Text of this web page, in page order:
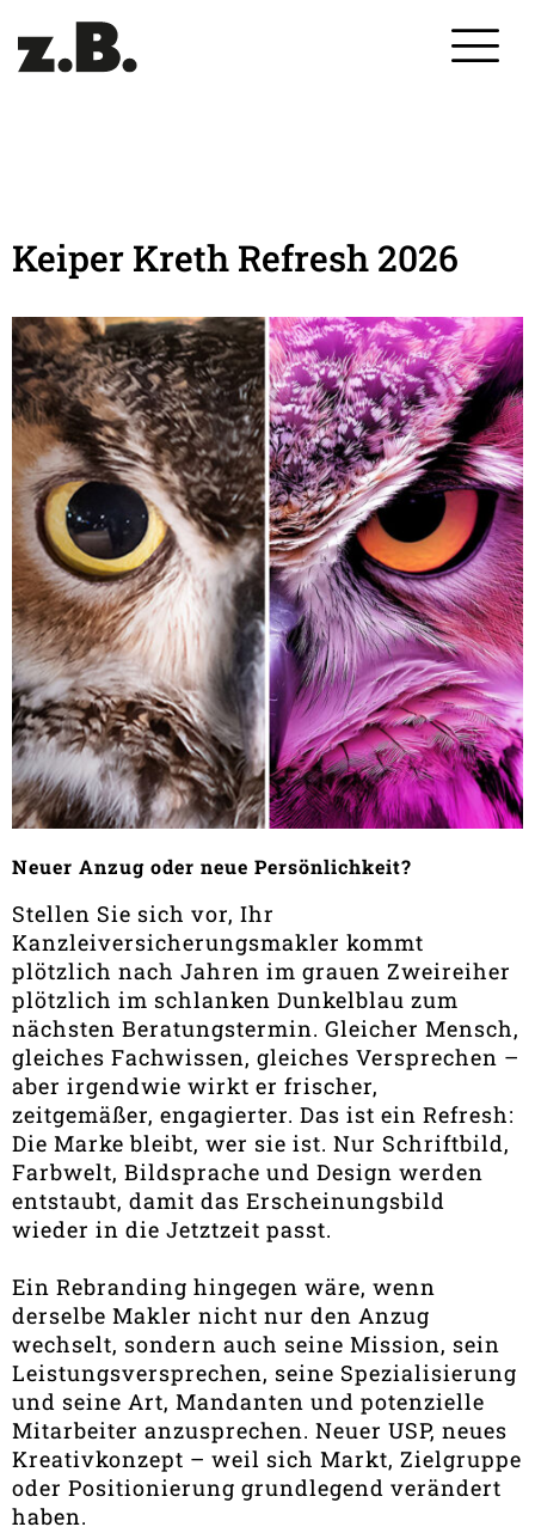
Keiper Kreth Refresh 2026
Neuer Anzug oder neue Persönlichkeit?
Stellen Sie sich vor, Ihr
Kanzleiversicherungsmakler kommt
plötzlich nach Jahren im grauen Zweireiher
plötzlich im schlanken Dunkelblau zum
nächsten Beratungstermin. Gleicher Mensch,
gleiches Fachwissen, gleiches Versprechen –
aber irgendwie wirkt er frischer,
zeitgemäßer, engagierter. Das ist ein Refresh:
Die Marke bleibt, wer sie ist. Nur Schriftbild,
Farbwelt, Bildsprache und Design werden
entstaubt, damit das Erscheinungsbild
wieder in die Jetztzeit passt.
Ein Rebranding hingegen wäre, wenn
derselbe Makler nicht nur den Anzug
wechselt, sondern auch seine Mission, sein
Leistungsversprechen, seine Spezialisierung
und seine Art, Mandanten und potenzielle
Mitarbeiter anzusprechen. Neuer USP, neues
Kreativkonzept – weil sich Markt, Zielgruppe
oder Positionierung grundlegend verändert
haben.